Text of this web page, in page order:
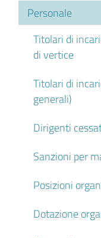
Personale
Titolari di
di vertice
Titolari di
generali)
Dirigenti
Sanzioni per
Posizioni
Dotazione